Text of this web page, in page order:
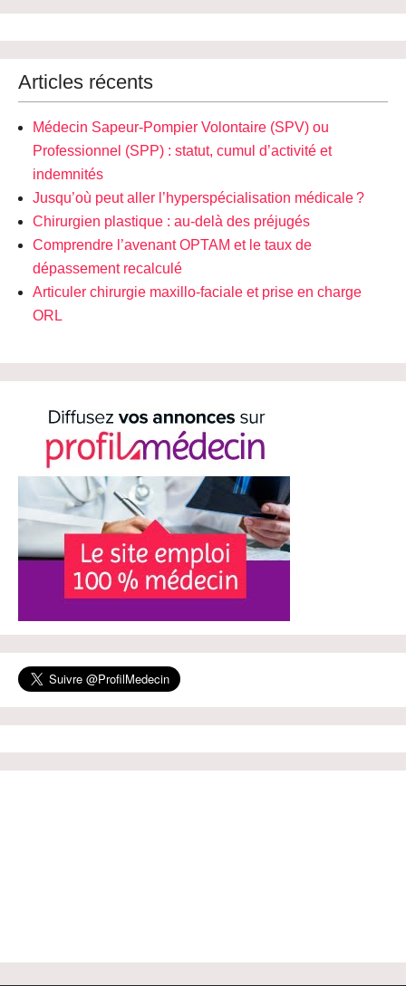
Articles récents
Médecin Sapeur-Pompier Volontaire (SPV) ou
Professionnel (SPP) : statut, cumul d’activité et
indemnités
Jusqu’où peut aller l’hyperspécialisation médicale ?
Chirurgien plastique : au-delà des préjugés
Comprendre l’avenant OPTAM et le taux de
dépassement recalculé
Articuler chirurgie maxillo-faciale et prise en charge
ORL